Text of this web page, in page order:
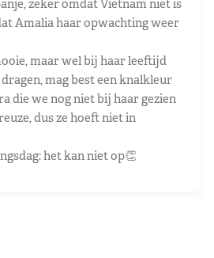
zeker omdat Vietnam niet is
Amalia haar opwachting weer
maar wel bij haar leeftijd
mag best een knalkleur
die we nog niet bij haar gezien
dus ze hoeft niet in
het kan niet op👏